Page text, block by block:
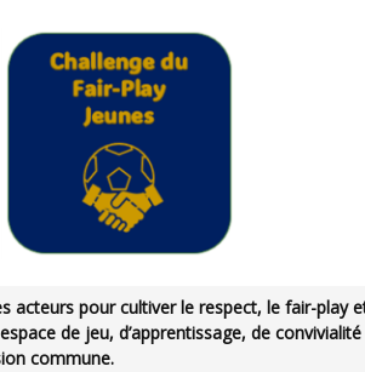
de jeu, d’apprentissage, de
commune.